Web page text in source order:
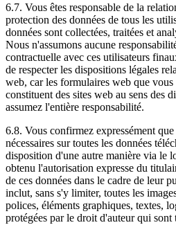
6.7. Vous êtes responsable de la
protection des données de tous les
données sont collectées, traitées et
Nous n'assumons aucune
contractuelle avec ces utilisateurs
de respecter les dispositions légales
web, car les formulaires web que vous
constituent des sites web au sens des
assumez l'entière responsabilité.
6.8. Vous confirmez expressément
nécessaires sur toutes les données
disposition d'une autre manière via le
obtenu l'autorisation expresse du
de ces données dans le cadre de leur
inclut, sans s'y limiter, toutes les
polices, éléments graphiques, textes,
protégées par le droit d'auteur qui sont